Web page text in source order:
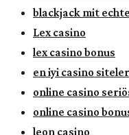
blackjack mit
Lex casino
lex casino bonus
en iyi casino
online casino
online casino
leon casino